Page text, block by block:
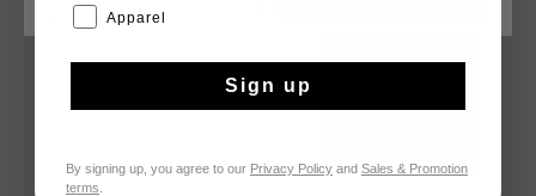
Apparel
Sign up
By signing up, you agree to our Privacy Policy and Sales & Promotion
terms